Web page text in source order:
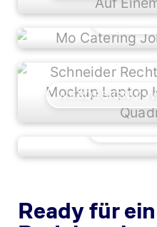
WEBDESIGN /
Ready für